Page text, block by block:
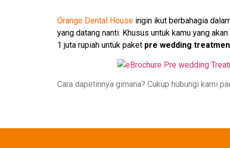
Orange Dental House ingin ikut berbahagia
yang datang nanti. Khusus untuk kamu yang
1 juta rupiah untuk paket pre wedding
Cara dapetinnya gimana? Cukup hubungi kami